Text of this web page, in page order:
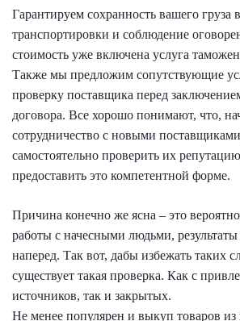
Гарантируем сохранность вашего груза
транспортировки и соблюдение
стоимость уже включена услуга
Также мы предложим сопутствующие
проверку поставщика перед
договора. Все хорошо понимают, что,
сотрудничество с новыми
самостоятельно проверить их
предоставить это компетентной форме.
Причина конечно же ясна – это
работы с начесными людьми,
наперед. Так вот, дабы избежать таких
существует такая проверка. Как с
источников, так и закрытых.
Не менее популярен и выкуп товаров